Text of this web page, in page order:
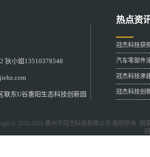
狄小姐13510378548
联东U谷惠阳生态科技创新园
热点资
冠杰科技获
汽车零部件
冠杰科技承
冠杰科技创
© 2018-2026 惠州市冠杰科技有限公司
版权所有 国